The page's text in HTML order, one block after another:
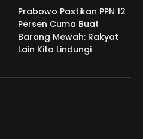
Prabowo Pastikan PPN 12
Persen Cuma Buat
Barang Mewah: Rakyat
Lain Kita Lindungi